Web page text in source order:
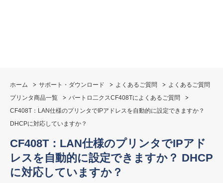
ホーム サポート・ダウンロード よくあるご質問
よくあるご質問
プリンタ商品一覧
バートロ二クスCF408Tによくあるご質問
CF408T：LAN仕様のプリンタでIPアドレスを自動的に設定できますか？
DHCPに対応していますか？
CF408T：LAN仕様のプリンタでIPアド
レスを自動的に設定できますか？ DHCP
に対応していますか？